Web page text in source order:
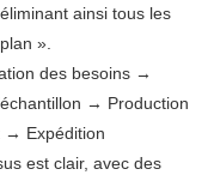
ainsi tous les
».
des besoins →
→ Production
→ Expédition
est clair, avec des